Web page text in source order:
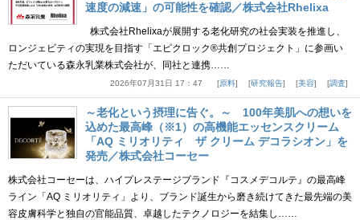
速度の減速」の可能性を確認／株式会社Rhelixa
株式会社Rhelixaが展開する老化研究の社会実装を推進し、
ロンジェビティの実現を目指す「エピクロック®共創プロジェクト」に参画い
ただいている森永乳業株式会社が、同社と連携……
2026年07月31日 17：47 原料 研究報告 美容 調査
～老化という摂理に告ぐ。～ 100年美肌への想いを
込めた最高峰（※1）の高機能エッセンスクリーム
「AQ ミリオリティ ザ クリーム デコラシオン」を
発売／株式会社コーセー
株式会社コーセーは、ハイプレステージブランド『コスメデコルテ』の最高峰
ライン「AQ ミリオリティ」より、ブランド誕生から磨き続けてきた最先端の美
容皮膚科学と独自の官能品質、卓越したテクノロジーを結集し……